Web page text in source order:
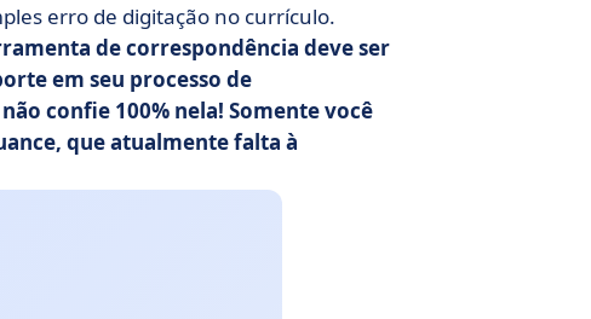
erro de digitação no currículo.
de correspondência deve ser
em seu processo de
confie 100% nela! Somente você
, que atualmente falta à